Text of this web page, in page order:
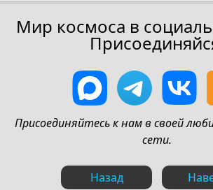
Мир космоса в
Присоединяйтесь к нам в своей
сети.
Назад